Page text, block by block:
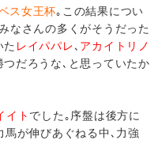
ス女王杯｡この結果につい
なさんの多くがそうだった
レイパパレ､ アカイトリノ
つだろうな､と思っていたか
イト でした｡序盤は後方に
が伸びあぐねる中､力強